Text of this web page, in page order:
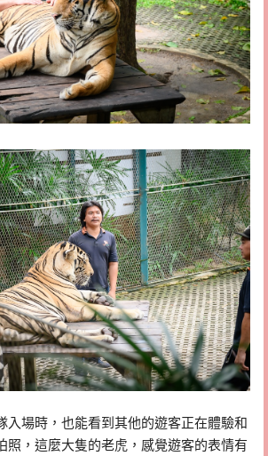
入場時，也能看到其他的遊客正在體驗和
照，這麼大隻的老虎，感覺遊客的表情有